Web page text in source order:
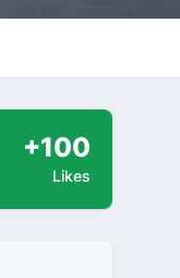
+100
Likes